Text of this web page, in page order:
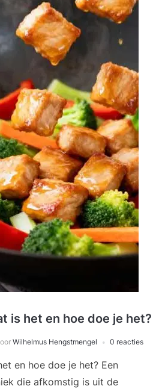
is het en hoe doe je het?
Wilhelmus Hengstmengel 0 reacties
en hoe doe je het? Een
die afkomstig is uit de